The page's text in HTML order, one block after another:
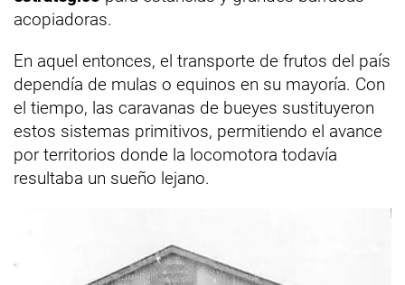
acopiadoras.
En aquel entonces, el transporte de frutos del país
dependía de mulas o equinos en su mayoría. Con
el tiempo, las caravanas de bueyes sustituyeron
estos sistemas primitivos, permitiendo el avance
por territorios donde la locomotora todavía
resultaba un sueño lejano.